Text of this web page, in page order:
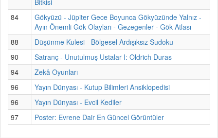
84
Gökyüzü - Jüpiter Gece Boyunca Gökyüzünde Yalnız -
Ayın Önemli Gök Olayları - Gezegenler - Gök Atlası
88
Düşünme Kulesi - Bölgesel Ardışıksız Sudoku
90
Satranç - Unutulmuş Ustalar I: Oldrich Duras
94
Zekâ Oyunları
96
Yayın Dünyası - Kutup Bilimleri Ansiklopedisi
96
Yayın Dünyası - Evcil Kediler
97
Poster: Evrene Dair En Güncel Görüntüler